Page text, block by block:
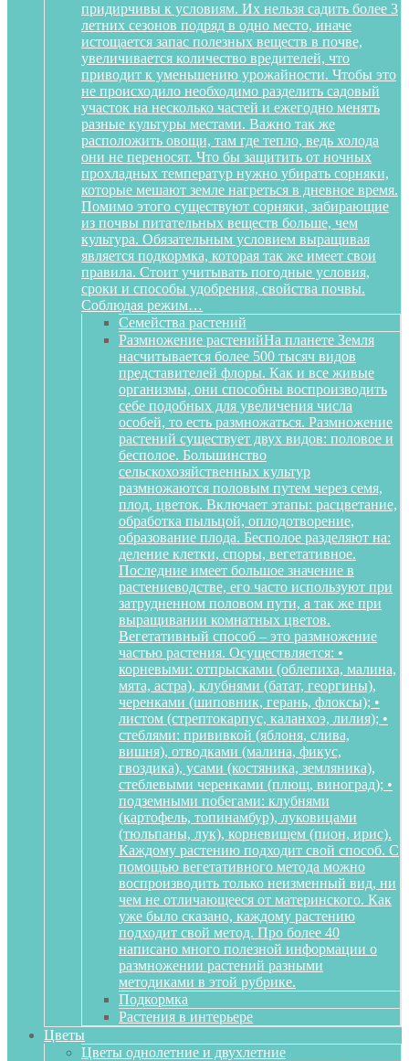
придирчивы к условиям. Их нельзя садить более 3
летних сезонов подряд в одно место, иначе
истощается запас полезных веществ в почве,
увеличивается количество вредителей, что
приводит к уменьшению урожайности. Чтобы это
не происходило необходимо разделить садовый
участок на несколько частей и ежегодно менять
разные культуры местами. Важно так же
расположить овощи, там где тепло, ведь холода
они не переносят. Что бы защитить от ночных
прохладных температур нужно убирать сорняки,
которые мешают земле нагреться в дневное время.
Помимо этого существуют сорняки, забирающие
из почвы питательных веществ больше, чем
культура. Обязательным условием выращивая
является подкормка, которая так же имеет свои
правила. Стоит учитывать погодные условия,
сроки и способы удобрения, свойства почвы.
Соблюдая режим…
Семейства растений
Размножение растенийНа планете Земля
насчитывается более 500 тысяч видов
представителей флоры. Как и все живые
организмы, они способны воспроизводить
себе подобных для увеличения числа
особей, то есть размножаться. Размножение
растений существует двух видов: половое и
бесполое. Большинство
сельскохозяйственных культур
размножаются половым путем через семя,
плод, цветок. Включает этапы: расцветание,
обработка пыльцой, оплодотворение,
образование плода. Бесполое разделяют на:
деление клетки, споры, вегетативное.
Последние имеет большое значение в
растениеводстве, его часто используют при
затрудненном половом пути, а так же при
выращивании комнатных цветов.
Вегетативный способ – это размножение
частью растения. Осуществляется: •
корневыми: отпрысками (облепиха, малина,
мята, астра), клубнями (батат, георгины),
черенками (шиповник, герань, флоксы); •
листом (стрептокарпус, каланхоэ, лилия); •
стеблями: прививкой (яблоня, слива,
вишня), отводками (малина, фикус,
гвоздика), усами (костяника, земляника),
стеблевыми черенками (плющ, виноград); •
подземными побегами: клубнями
(картофель, топинамбур), луковицами
(тюльпаны, лук), корневищем (пион, ирис).
Каждому растению подходит свой способ. С
помощью вегетативного метода можно
воспроизводить только неизменный вид, ни
чем не отличающееся от материнского. Как
уже было сказано, каждому растению
подходит свой метод. Про более 40
написано много полезной информации о
размножении растений разными
методиками в этой рубрике.
Подкормка
Растения в интерьере
Цветы
Цветы однолетние и двухлетние